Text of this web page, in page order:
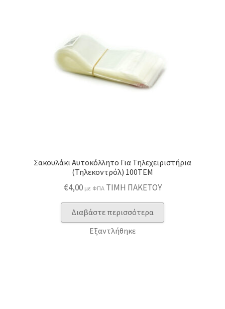
Σακουλάκι Αυτοκόλλητο Για Τηλεχειριστήρια
(Τηλεκοντρόλ) 100ΤΕΜ
€4,00 με ΦΠΑ ΤΙΜΗ ΠΑΚΕΤΟΥ
Διαβάστε περισσότερα
Εξαντλήθηκε